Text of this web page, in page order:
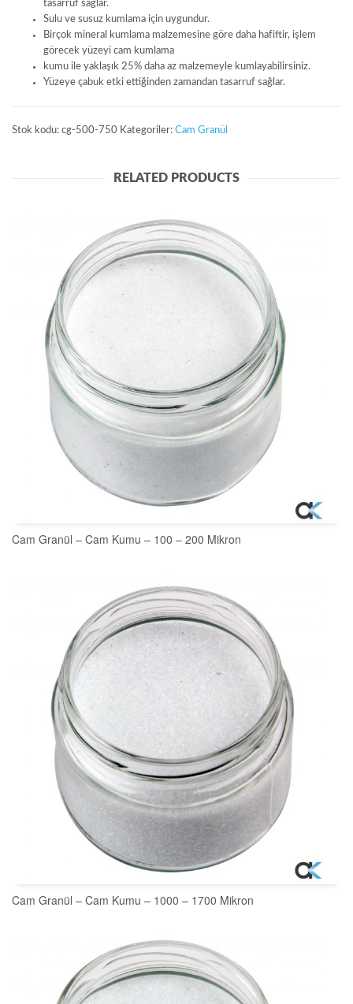
tasarruf sağlar.
Sulu ve susuz kumlama için uygundur.
Birçok mineral kumlama malzemesine göre daha hafiftir, işlem
görecek yüzeyi cam kumlama
kumu ile yaklaşık 25% daha az malzemeyle kumlayabilirsiniz.
Yüzeye çabuk etki ettiğinden zamandan tasarruf sağlar.
Stok kodu: cg-500-750 Kategoriler: Cam Granül
RELATED PRODUCTS
SEPETE EKLE
Cam Granül – Cam Kumu – 100 – 200 Mikron
SEPETE EKLE
Cam Granül – Cam Kumu – 1000 – 1700 Mikron